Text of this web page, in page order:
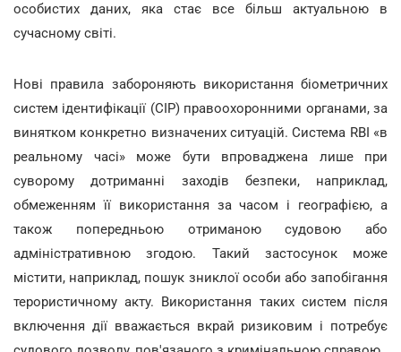
особистих даних, яка стає все більш актуальною в
сучасному світі.
Нові правила забороняють використання біометричних
систем ідентифікації (СІР) правоохоронними органами, за
винятком конкретно визначених ситуацій. Система RBI «в
реальному часі» може бути впроваджена лише при
суворому дотриманні заходів безпеки, наприклад,
обмеженням її використання за часом і географією, а
також попередньою отриманою судовою або
адміністративною згодою. Такий застосунок може
містити, наприклад, пошук зниклої особи або запобігання
терористичному акту. Використання таких систем після
включення дії вважається вкрай ризиковим і потребує